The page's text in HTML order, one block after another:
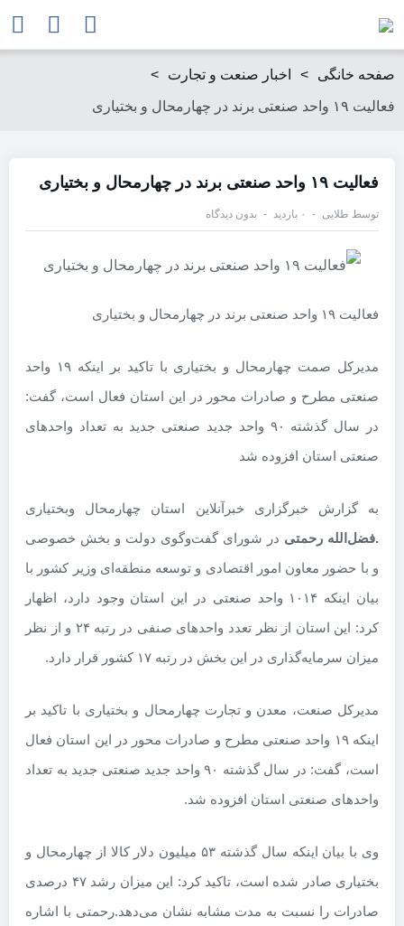
صفحه خانگی > اخبار صنعت و تجارت >
فعالیت ۱۹ واحد صنعتی برند در چهارمحال و بختیاری
فعالیت ۱۹ واحد صنعتی برند در چهارمحال و بختیاری
توسط طلایی ۰ بازدید بدون دیدگاه
فعالیت ۱۹ واحد صنعتی برند در چهارمحال و بختیاری
مدیرکل صمت چهارمحال و بختیاری با تاکید بر اینکه ۱۹ واحد
صنعتی مطرح و صادرات محور در این استان فعال است، گفت:
در سال‌ گذشته ۹۰ واحد جدید صنعتی جدید به تعداد واحدهای
صنعتی استان افزوده شد
به گزارش خبرگزاری خبرآنلاین استان چهارمحال وبختیاری
.فضل‌الله رحمتی در شورای گفت‌وگوی دولت و بخش خصوصی
و با حضور معاون امور اقتصادی و توسعه منطقه‌ای وزیر کشور با
بیان اینکه ۱۰۱۴ واحد صنعتی در این استان وجود دارد، اظهار
کرد: این استان از نظر تعدد واحدهای صنفی در رتبه ۲۴ و از نظر
میزان سرمایه‌گذاری در این بخش در رتبه ۱۷ کشور قرار دارد.
مدیرکل صنعت، معدن و تجارت چهارمحال و بختیاری با تاکید بر
اینکه ۱۹ واحد صنعتی مطرح و صادرات محور در این استان فعال
است، گفت: در سال‌ گذشته ۹۰ واحد جدید صنعتی جدید به تعداد
واحدهای صنعتی استان افزوده شد.
وی با بیان اینکه سال گذشته ۵۳ میلیون دلار کالا از چهارمحال و
بختیاری صادر شده است، تاکید کرد: این میزان رشد ۴۷ درصدی
صادرات را نسبت به مدت مشابه نشان می‌دهد.رحمتی با اشاره